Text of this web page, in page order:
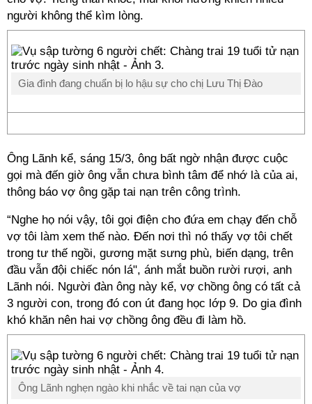
người không thể kìm lòng.
Gia đình đang chuẩn bị lo hậu sự cho chị Lưu Thị Đào
Ông Lãnh kể, sáng 15/3, ông bất ngờ nhận được cuộc
gọi mà đến giờ ông vẫn chưa bình tâm để nhớ là của ai,
thông báo vợ ông gặp tai nạn trên công trình.
“Nghe họ nói vậy, tôi gọi điện cho đứa em chạy đến chỗ
vợ tôi làm xem thế nào. Đến nơi thì nó thấy vợ tôi chết
trong tư thế ngồi, gương mặt sưng phù, biến dạng, trên
đầu vẫn đội chiếc nón lá", ánh mắt buồn rười rượi, anh
Lãnh nói. Người đàn ông này kể, vợ chồng ông có tất cả
3 người con, trong đó con út đang học lớp 9. Do gia đình
khó khăn nên hai vợ chồng ông đều đi làm hồ.
Ông Lãnh nghẹn ngào khi nhắc về tai nạn của vợ